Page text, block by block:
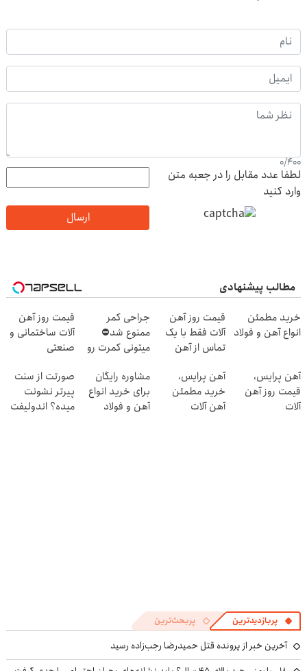
0/400
لطفا عدد مقابل را در جعبه متن
وارد کنید
ارسال
مطالب پیشنهادی
خرید مطمئن
انواع آهن و فولاد
قیمت روز آهن
آلات فقط با یک
تماس از آهن
جراحی کمر
ممنوع شد⛔
میتونی کمرت رو
کنی! 👈🏻
پرسش‌نامه
قیمت روز آهن
آلات ساختمانی و
صنعتی
آهن پرایس،
قیمت روز آهن
آلات
آهن پرایس،
خرید مطمئن
آهن آلات
مشاوره رایگان
برای خرید انواع
آهن و فولاد
صورتت از سنت
پیرتر نشونت
میده؟ اندولیفت
پربازدیدترین پربحث‌ترین
آخرین خبر از پرونده قتل حمیدرضا رجب‌زاده رسید